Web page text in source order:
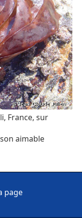
France, sur
aimable
page